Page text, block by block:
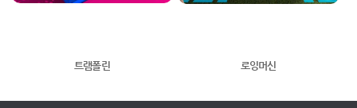
트램폴린 로잉머신